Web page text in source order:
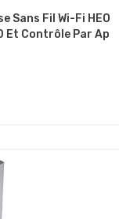
Sans Fil Wi-Fi HEO
Et Contrôle Par Ap